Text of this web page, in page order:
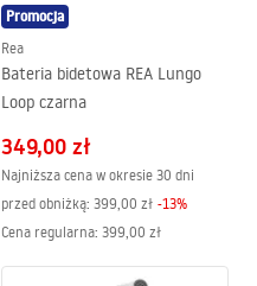
Promocja
Rea
Bateria bidetowa REA Lungo
Loop czarna
349,00 zł
Najniższa cena w okresie 30 dni
przed obniżką: 399,00 zł -13%
Cena regularna: 399,00 zł